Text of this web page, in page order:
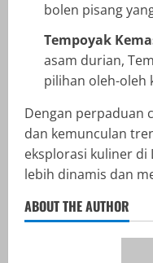
bolen pisang
Tempoyak
asam durian,
pilihan oleh-oleh
Dengan perpaduan
dan kemunculan
eksplorasi kuliner di
lebih dinamis dan
ABOUT THE AUTHOR